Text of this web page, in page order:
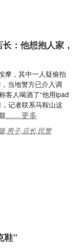
：他想抱人家，
摩，其中一人疑偷拍
当地警方已介入调
客人喝酒了“他用ipad
记者联系马鞍山这
……更多
,男子,店长,民警
鞋”